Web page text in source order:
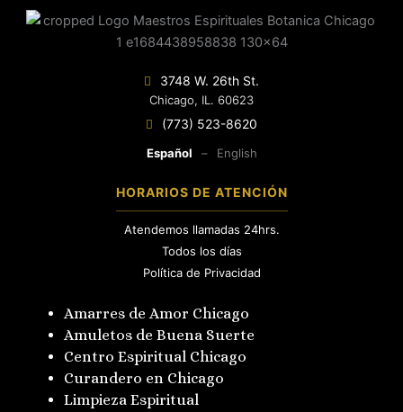
3748 W. 26th St.
Chicago, IL. 60623
(773) 523-8620
Español – English
HORARIOS DE ATENCIÓN
Atendemos llamadas 24hrs.
Todos los días
Política de Privacidad
Amarres de Amor Chicago
Amuletos de Buena Suerte
Centro Espiritual Chicago
Curandero en Chicago
Limpieza Espiritual